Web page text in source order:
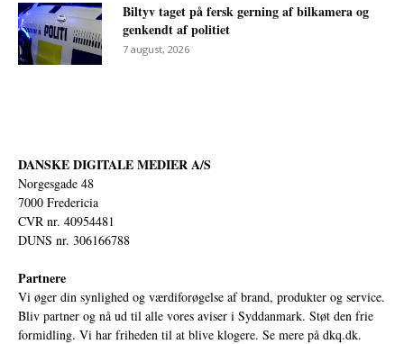
Biltyv taget på fersk gerning af bilkamera og
genkendt af politiet
7 august, 2026
DANSKE DIGITALE MEDIER A/S
Norgesgade 48
7000 Fredericia
CVR nr. 40954481
DUNS nr. 306166788
Partnere
Vi øger din synlighed og værdiforøgelse af brand, produkter og service.
Bliv partner og nå ud til alle vores aviser i Syddanmark. Støt den frie
formidling. Vi har friheden til at blive klogere. Se mere på dkq.dk.